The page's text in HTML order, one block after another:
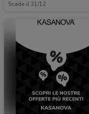
Scade il 31/12